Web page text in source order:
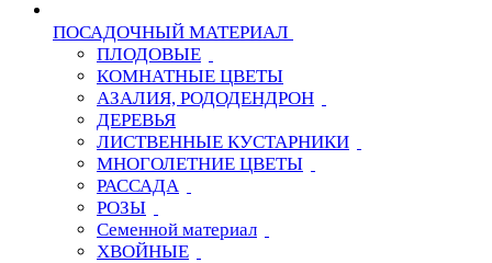
ПОСАДОЧНЫЙ МАТЕРИАЛ
ПЛОДОВЫЕ
КОМНАТНЫЕ ЦВЕТЫ
АЗАЛИЯ, РОДОДЕНДРОН
ДЕРЕВЬЯ
ЛИСТВЕННЫЕ КУСТАРНИКИ
МНОГОЛЕТНИЕ ЦВЕТЫ
РАССАДА
РОЗЫ
Семенной материал
ХВОЙНЫЕ